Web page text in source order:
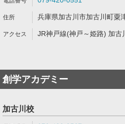
兵庫県加古川市加古川町粟
JR神戸線(神戸～姫路) 加古
創学アカデミー
加古川校